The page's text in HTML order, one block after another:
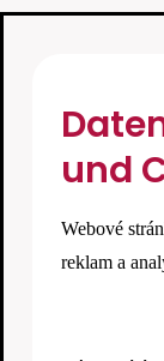
und
Webové
reklam a